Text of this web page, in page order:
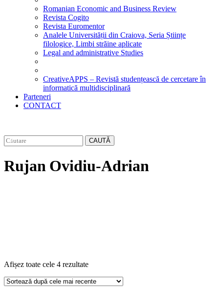
Romanian Economic and Business Review
Revista Cogito
Revista Euromentor
Analele Universității din Craiova, Seria Științe
filologice, Limbi străine aplicate
Legal and administrative Studies
CreativeAPPS – Revistă studențească de cercetare în
informatică multidisciplinară
Parteneri
CONTACT
CAUTĂ
Rujan Ovidiu-Adrian
Afișez toate cele 4 rezultateSortat
cele